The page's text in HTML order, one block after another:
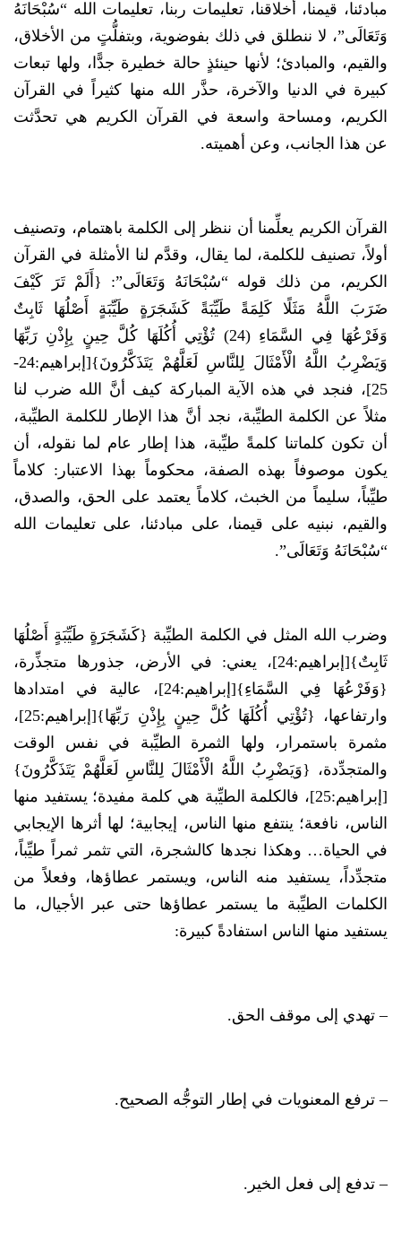
مبادئنا، قيمنا، أخلاقنا، تعليمات ربنا، تعليمات الله “سُبْحَانَهُ
وَتَعَالَى”، لا ننطلق في ذلك بفوضوية، وبتفلُّتٍ من الأخلاق،
والقيم، والمبادئ؛ لأنها حينئذٍ حالة خطيرة جدًّا، ولها تبعات
كبيرة في الدنيا والآخرة، حذَّر الله منها كثيراً في القرآن
الكريم، ومساحة واسعة في القرآن الكريم هي تحدَّثت
عن هذا الجانب، وعن أهميته.
القرآن الكريم يعلِّمنا أن ننظر إلى الكلمة باهتمام، وتصنيف
أولاً، تصنيف للكلمة، لما يقال، وقدَّم لنا الأمثلة في القرآن
الكريم، من ذلك قوله “سُبْحَانَهُ وَتَعَالَى”: {أَلَمْ تَرَ كَيْفَ
ضَرَبَ اللَّهُ مَثَلًا كَلِمَةً طَيِّبَةً كَشَجَرَةٍ طَيِّبَةٍ أَصْلُهَا ثَابِتٌ
وَفَرْعُهَا فِي السَّمَاءِ (24) تُؤْتِي أُكُلَهَا كُلَّ حِينٍ بِإِذْنِ رَبِّهَا
وَيَضْرِبُ اللَّهُ الْأَمْثَالَ لِلنَّاسِ لَعَلَّهُمْ يَتَذَكَّرُونَ}[إبراهيم:24-
25]، فنجد في هذه الآية المباركة كيف أنَّ الله ضرب لنا
مثلاً عن الكلمة الطيِّبة، نجد أنَّ هذا الإطار للكلمة الطيِّبة،
أن تكون كلماتنا كلمةً طيِّبة، هذا إطار عام لما نقوله، أن
يكون موصوفاً بهذه الصفة، محكوماً بهذا الاعتبار: كلاماً
طيِّباً، سليماً من الخبث، كلاماً يعتمد على الحق، والصدق،
والقيم، نبنيه على قيمنا، على مبادئنا، على تعليمات الله
“سُبْحَانَهُ وَتَعَالَى”.
وضرب الله المثل في الكلمة الطيِّبة {كَشَجَرَةٍ طَيِّبَةٍ أَصْلُهَا
ثَابِتٌ}[إبراهيم:24]، يعني: في الأرض، جذورها متجذِّرة،
{وَفَرْعُهَا فِي السَّمَاءِ}[إبراهيم:24]، عالية في امتدادها
وارتفاعها، {تُؤْتِي أُكُلَهَا كُلَّ حِينٍ بِإِذْنِ رَبِّهَا}[إبراهيم:25]،
مثمرة باستمرار، ولها الثمرة الطيِّبة في نفس الوقت
والمتجدِّدة، {وَيَضْرِبُ اللَّهُ الْأَمْثَالَ لِلنَّاسِ لَعَلَّهُمْ يَتَذَكَّرُونَ}
[إبراهيم:25]، فالكلمة الطيِّبة هي كلمة مفيدة؛ يستفيد منها
الناس، نافعة؛ ينتفع منها الناس، إيجابية؛ لها أثرها الإيجابي
في الحياة… وهكذا نجدها كالشجرة، التي تثمر ثمراً طيِّباً،
متجدِّداً، يستفيد منه الناس، ويستمر عطاؤها، وفعلاً من
الكلمات الطيِّبة ما يستمر عطاؤها حتى عبر الأجيال، ما
يستفيد منها الناس استفادةً كبيرة:
– تهدي إلى موقف الحق.
– ترفع المعنويات في إطار التوجُّه الصحيح.
– تدفع إلى فعل الخير.